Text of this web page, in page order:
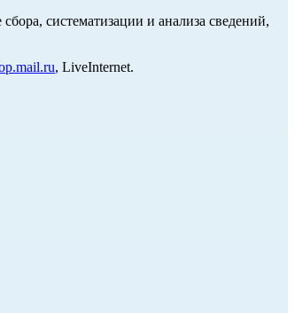
систематизации и анализа сведений,
, LiveInternet.